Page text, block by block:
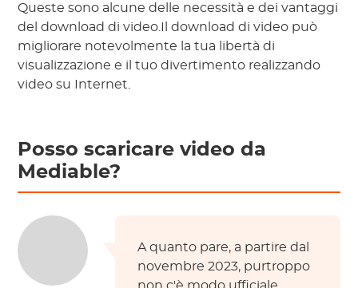
Queste sono alcune delle necessità e dei vantaggi
del download di video.Il download di video può
migliorare notevolmente la tua libertà di
visualizzazione e il tuo divertimento realizzando
video su Internet.
Posso scaricare video da
Mediable?
A quanto pare, a partire dal
novembre 2023, purtroppo